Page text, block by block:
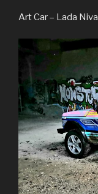
Art Car – Lada Niva